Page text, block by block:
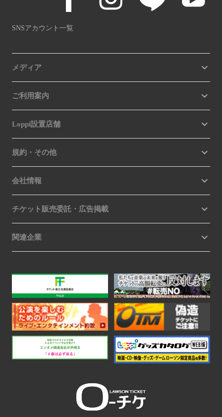
SNSアカウント一覧
メディア
ご利用案内
Loppi設置店舗
規約・その他
会社情報
チケット販売委託・広告掲載
関連企業